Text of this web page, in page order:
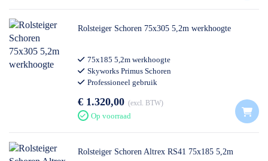
Rolsteiger Schoren 75x305 5,2m werkhoogte
75x185 5,2m werkhoogte
Skyworks Primus Schoren
Professioneel gebruik
€ 1.320,00 excl. BTW
Op voorraad
Rolsteiger Schoren Altrex RS41 75x185 5,2m